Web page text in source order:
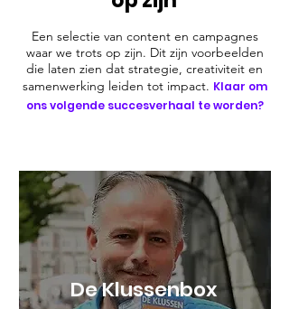
Een selectie van content en campagnes
waar we trots op zijn. Dit zijn voorbeelden
die laten zien dat strategie, creativiteit en
samenwerking leiden tot impact. Klaar om
ons volgende succesverhaal te worden?
De Klussenbox